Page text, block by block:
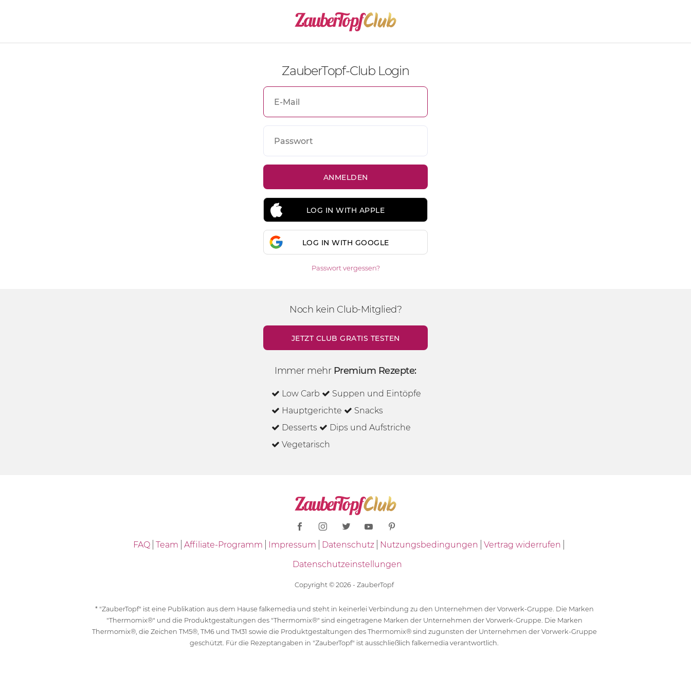
ZauberTopf-Club Login
LOG IN WITH APPLE
LOG IN WITH GOOGLE
Passwort vergessen?
Noch kein Club-Mitglied?
JETZT CLUB GRATIS TESTEN
Immer mehr Premium Rezepte:
Low Carb
Suppen und Eintöpfe
Hauptgerichte
Snacks
Desserts
Dips und Aufstriche
Vegetarisch
FAQ Team Affiliate-Programm Impressum Datenschutz Nutzungsbedingungen
Vertrag widerrufen
Datenschutzeinstellungen
Copyright © 2026 - ZauberTopf
* "ZauberTopf" ist eine Publikation aus dem Hause falkemedia und steht in keinerlei Verbindung zu den Unternehmen der Vorwerk-Gruppe. Die Marken
"Thermomix®" und die Produktgestaltungen des "Thermomix®" sind eingetragene Marken der Unternehmen der Vorwerk-Gruppe. Die Marken
Thermomix®, die Zeichen TM5®, TM6 und TM31 sowie die Produktgestaltungen des Thermomix® sind zugunsten der Unternehmen der Vorwerk-Gruppe
geschützt. Für die Rezeptangaben in "ZauberTopf" ist ausschließlich falkemedia verantwortlich.